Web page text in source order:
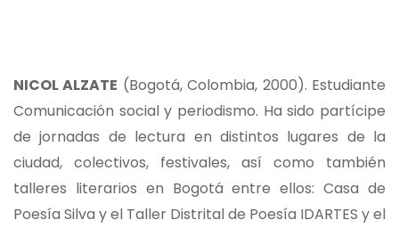
NICOL ALZATE (Bogotá, Colombia, 2000). Estudiante
Comunicación social y periodismo. Ha sido partícipe
de jornadas de lectura en distintos lugares de la
ciudad, colectivos, festivales, así como también
talleres literarios en Bogotá entre ellos: Casa de
Poesía Silva y el Taller Distrital de Poesía IDARTES y el